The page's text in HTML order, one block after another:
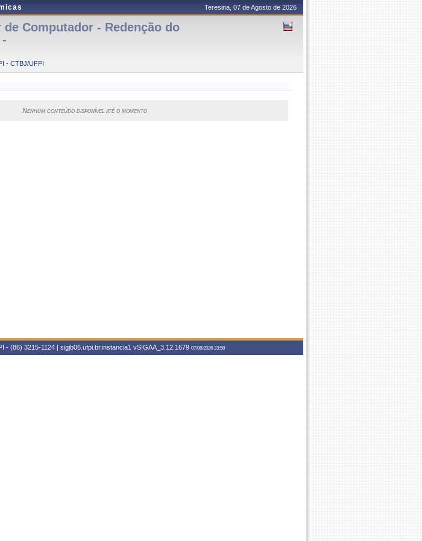
Teresina, 07 de Agosto de 2026
de Computador - Redenção do
- CTBJ/UFPI
Nenhum conteúdo disponível até o momento
- (86) 3215-1124 | sigjb06.ufpi.br.instancia1 vSIGAA_3.12.1679 07/08/2026 23:58